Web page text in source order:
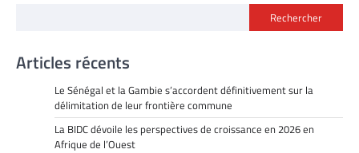
Rechercher
Articles récents
Le Sénégal et la Gambie s’accordent définitivement sur la
délimitation de leur frontière commune
La BIDC dévoile les perspectives de croissance en 2026 en
Afrique de l’Ouest